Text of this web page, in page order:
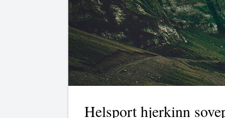
Helsport hjerkinn